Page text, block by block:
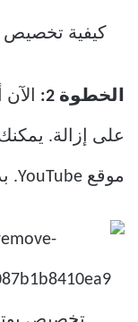
الخطوة 2:
على إزالة.
موقع YouTube. بدأ استفسارات البحث المحرجة!